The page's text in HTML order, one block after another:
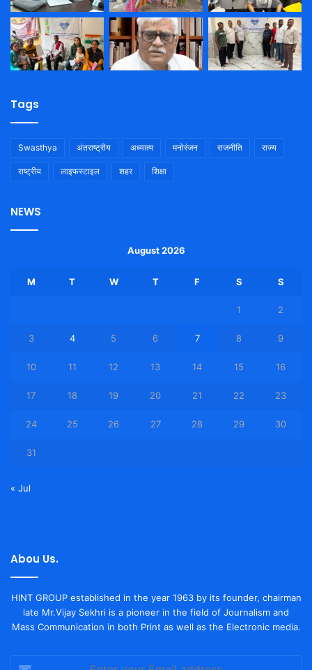
Tags
Swasthya अंतराष्ट्रीय अध्यात्म मनोरंजन राजनीति राज्य
राष्ट्रीय लाइफस्टाइल शहर शिक्षा
NEWS
August 2026
M T W T F S S
1 2
3 4 5 6 7 8 9
10 11 12 13 14 15 16
17 18 19 20 21 22 23
24 25 26 27 28 29 30
31
« Jul
Abou Us.
HINT GROUP established in the year 1963 by its founder, chairman
late Mr.Vijay Sekhri is a pioneer in the field of Journalism and
Mass Communication in both Print as well as the Electronic media.